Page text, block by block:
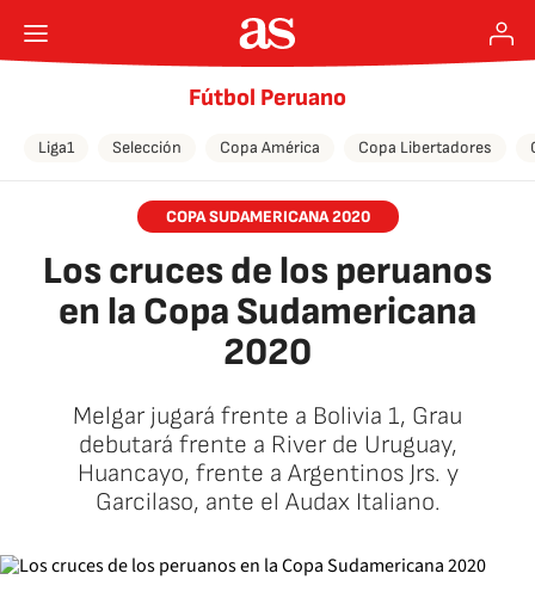
Fútbol Peruano
Liga1 Selección Copa América Copa Libertadores
COPA SUDAMERICANA 2020
Los cruces de los peruanos
en la Copa Sudamericana
2020
Melgar jugará frente a Bolivia 1, Grau
debutará frente a River de Uruguay,
Huancayo, frente a Argentinos Jrs. y
Garcilaso, ante el Audax Italiano.